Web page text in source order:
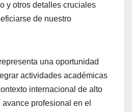
y otros detalles cruciales
de nuestro
una oportunidad
actividades académicas
internacional de alto
profesional en el